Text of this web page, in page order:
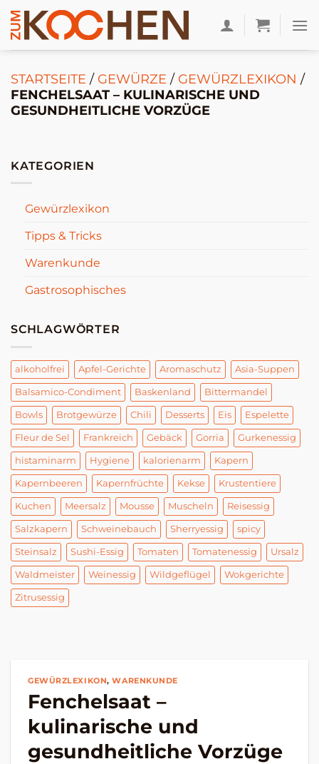
Zum
Inhalt
springen
STARTSEITE / GEWÜRZE / GEWÜRZLEXIKON /
FENCHELSAAT – KULINARISCHE UND
GESUNDHEITLICHE VORZÜGE
KATEGORIEN
Gewürzlexikon
Tipps & Tricks
Warenkunde
Gastrosophisches
SCHLAGWÖRTER
alkoholfrei Apfel-Gerichte Aromaschutz Asia-Suppen
Balsamico-Condiment Baskenland Bittermandel
Bowls Brotgewürze Chili Desserts Eis Espelette
Fleur de Sel Frankreich Gebäck Gorria Gurkenessig
histaminarm Hygiene kalorienarm Kapern
Kapernbeeren Kapernfrüchte Kekse Krustentiere
Kuchen Meersalz Mousse Muscheln Reisessig
Salzkapern Schweinebauch Sherryessig spicy
Steinsalz Sushi-Essig Tomaten Tomatenessig Ursalz
Waldmeister Weinessig Wildgeflügel Wokgerichte
Zitrusessig
GEWÜRZLEXIKON,WARENKUNDE
Fenchelsaat –
kulinarische und
gesundheitliche Vorzüge